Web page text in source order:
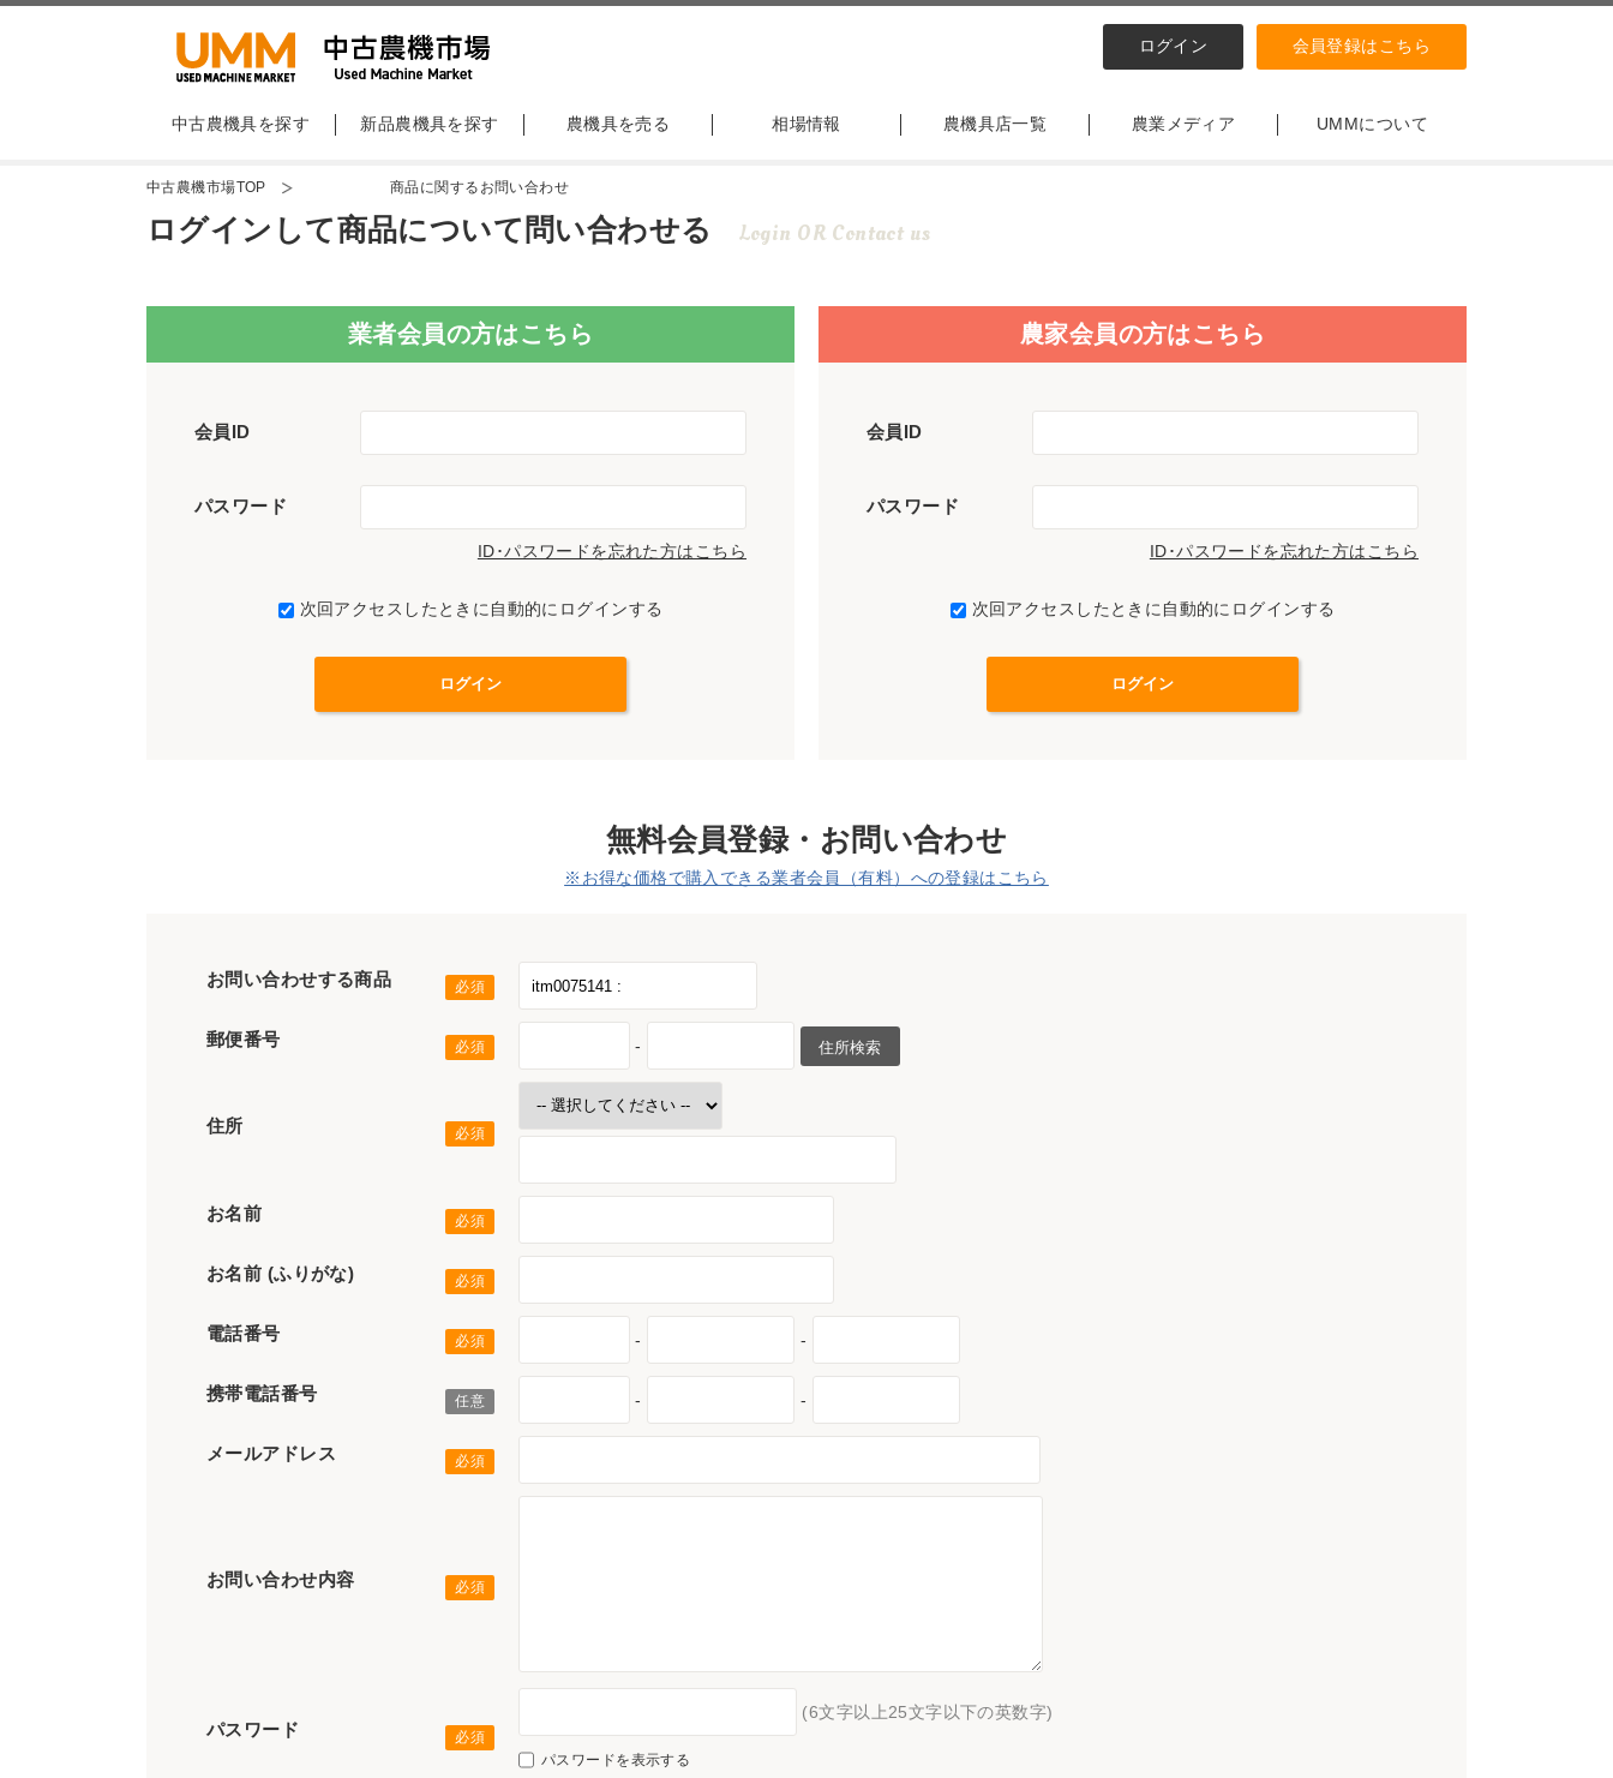
ログイン 会員登録はこちら
中古農機具を探す 新品農機具を探す 農機具を売る 相場情報 農機具店一覧 農業メディア UMMについて
中古農機市場TOP 商品に関するお問い合わせ
ログインして商品について問い合わせる Login OR Contact us
業者会員の方はこちら
会員ID
パスワード
ID･パスワードを忘れた方はこちら
次回アクセスしたときに自動的にログインする
農家会員の方はこちら
会員ID
パスワード
ID･パスワードを忘れた方はこちら
次回アクセスしたときに自動的にログインする
無料会員登録・お問い合わせ
※お得な価格で購入できる業者会員（有料）への登録はこちら
お問い合わせする商品
郵便番号 - 住所検索
住所
お名前
お名前 (ふりがな)
電話番号 - -
携帯電話番号 - -
メールアドレス
お問い合わせ内容
パスワード
(6文字以上25文字以下の英数字)
パスワードを表示する